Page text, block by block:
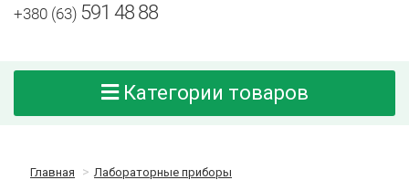
+380 (63) 591 48 88
Категории товаров
Главная
Лабораторные приборы